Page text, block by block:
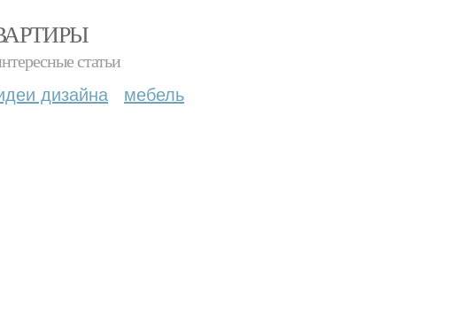
статьи
дизайна мебель